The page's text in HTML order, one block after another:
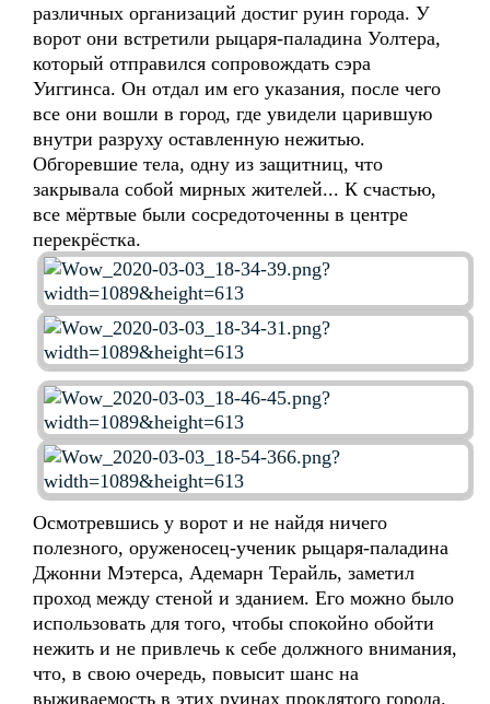
различных организаций достиг руин города. У
ворот они встретили рыцаря-паладина Уолтера,
который отправился сопровождать сэра
Уиггинса. Он отдал им его указания, после чего
все они вошли в город, где увидели царившую
внутри разруху оставленную нежитью.
Обгоревшие тела, одну из защитниц, что
закрывала собой мирных жителей... К счастью,
все мёртвые были сосредоточенны в центре
перекрёстка.
Осмотревшись у ворот и не найдя ничего
полезного, оруженосец-ученик рыцаря-паладина
Джонни Мэтерса, Адемарн Терайль, заметил
проход между стеной и зданием. Его можно было
использовать для того, чтобы спокойно обойти
нежить и не привлечь к себе должного внимания,
что, в свою очередь, повысит шанс на
выживаемость в этих руинах проклятого города.